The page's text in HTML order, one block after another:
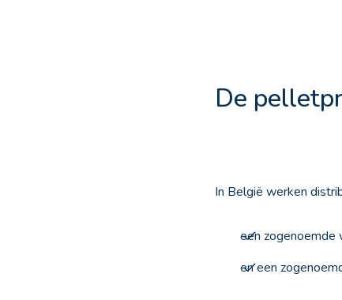
De
In België werken
een zogenoemde
en een